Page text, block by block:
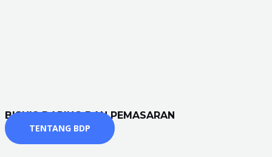
BISNIS DARING DAN PEMASARAN
TENTANG BDP